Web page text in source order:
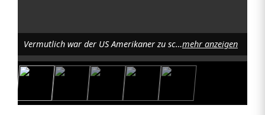
n
e
l
Vermutlich war der US Amerikaner zu schnell dran und verpasste deshalb die Kurve. Bild: Jürgen Maschingmehr anzeigen